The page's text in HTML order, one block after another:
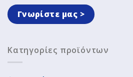
Γνωρίστε μας >
Κατηγορίες προϊόντων